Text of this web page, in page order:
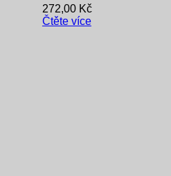
272,00 Kč
Čtěte více